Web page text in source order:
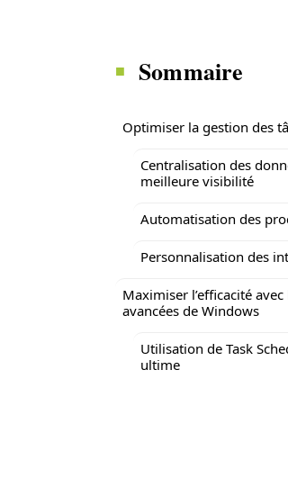
Sommaire
Optimiser la gestion des
Centralisation des
meilleure visibilité
Automatisation des
Personnalisation des
Maximiser l’efficacité
avancées de Windows
Utilisation de Task
ultime